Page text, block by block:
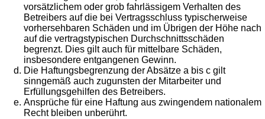
vorsätzlichem oder grob fahrlässigem Verhalten des
Betreibers auf die bei Vertragsschluss typischerweise
vorhersehbaren Schäden und im Übrigen der Höhe nach
auf die vertragstypischen Durchschnittsschäden
begrenzt. Dies gilt auch für mittelbare Schäden,
insbesondere entgangenen Gewinn.
Die Haftungsbegrenzung der Absätze a bis c gilt
sinngemäß auch zugunsten der Mitarbeiter und
Erfüllungsgehilfen des Betreibers.
Ansprüche für eine Haftung aus zwingendem nationalem
Recht bleiben unberührt.